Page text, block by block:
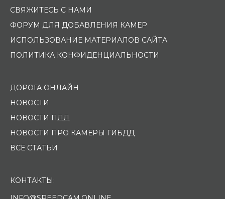
СВЯЖИТЕСЬ С НАМИ
ФОРУМ ДЛЯ ДОБАВЛЕНИЯ КАМЕР
ИСПОЛЬЗОВАНИЕ МАТЕРИАЛОВ САЙТА
ПОЛИТИКА КОНФИДЕНЦИАЛЬНОСТИ
ДОРОГА ОНЛАЙН
НОВОСТИ
НОВОСТИ ПДД
НОВОСТИ ПРО КАМЕРЫ ГИБДД
ВСЕ СТАТЬИ
КОНТАКТЫ: